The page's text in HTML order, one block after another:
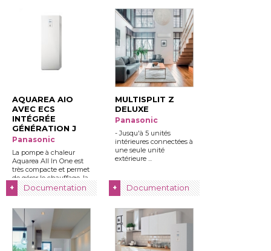
AQUAREA AIO
AVEC ECS
INTÉGRÉE
GÉNÉRATION J
Panasonic
La pompe à chaleur
Aquarea All In One est
très compacte et permet
de gérer le chauffage, la
...
+ Documentation
MULTISPLIT Z
DELUXE
Panasonic
- Jusqu'à 5 unités
intérieures connectées à
une seule unité
extérieure ...
+ Documentation